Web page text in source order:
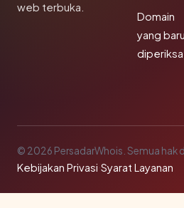
web terbuka.
Domain
yang baru
diperiksa
© 2026 PersadarWhois. Semua hak
Kebijakan Privasi·Syarat Layanan